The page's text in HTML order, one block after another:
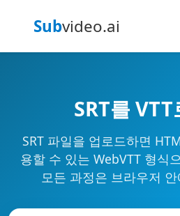
Subvideo.ai
SRT를
SRT 파일을 업로드하면
용할 수 있는 WebVTT 형식
모든 과정은 브라우저